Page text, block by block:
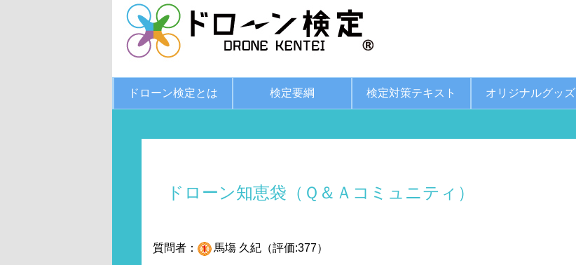
ドローン検定とは 検定要綱 検定対策テキスト オリジナルグッズ
ドローン知恵袋（Ｑ＆Ａコミュニティ）
質問者：
馬塲 久紀（評価:377）